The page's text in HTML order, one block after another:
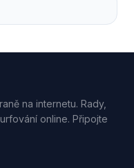
na internetu. Rady,
online. Připojte